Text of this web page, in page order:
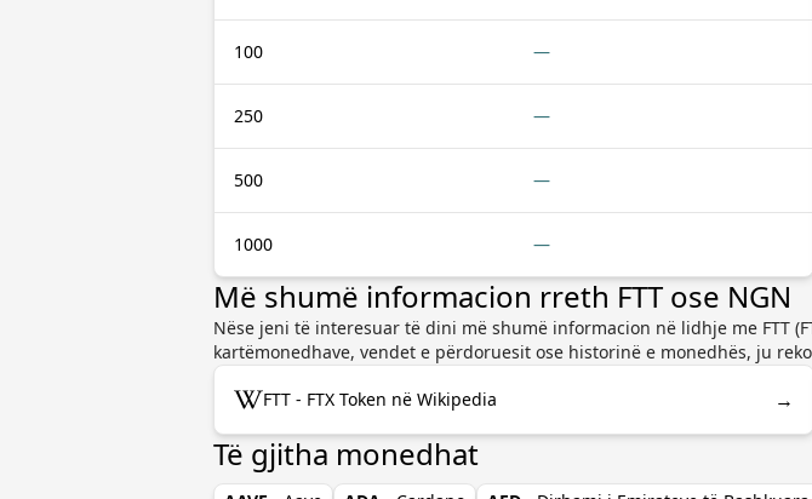
100 —
250 —
500 —
1000 —
Më shumë informacion rreth FTT ose NGN
Nëse jeni të interesuar të dini më shumë informacion në lidhje me FTT
kartëmonedhave, vendet e përdoruesit ose historinë e monedhës, ju
FTT - FTX Token në Wikipedia →
Të gjitha monedhat